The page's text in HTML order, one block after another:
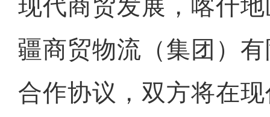
现代商贸发展，喀什
疆商贸物流（集团）
合作协议，双方将在